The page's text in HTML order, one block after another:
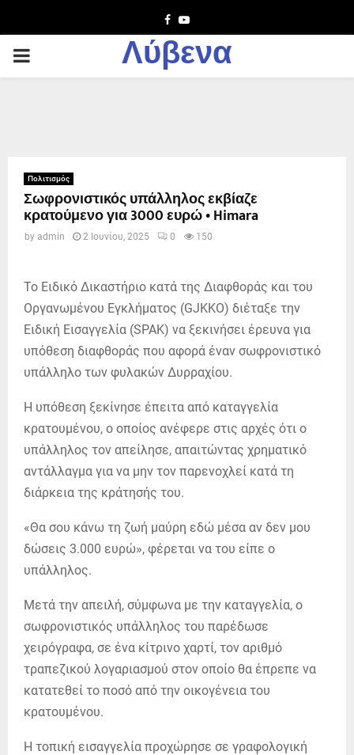
Facebook
Youtube
PRIMARY
Λύβενα
Πολιτισμός
Σωφρονιστικός υπάλληλος εκβίαζε
κρατούμενο για 3000 ευρώ • Himara
by admin 2 Ιουνίου, 2025 0 150
Το Ειδικό Δικαστήριο κατά της Διαφθοράς και του
Οργανωμένου Εγκλήματος (GJKKO) διέταξε την
Ειδική Εισαγγελία (SPAK) να ξεκινήσει έρευνα για
υπόθεση διαφθοράς που αφορά έναν σωφρονιστικό
υπάλληλο των φυλακών Δυρραχίου.
Η υπόθεση ξεκίνησε έπειτα από καταγγελία
κρατουμένου, ο οποίος ανέφερε στις αρχές ότι ο
υπάλληλος τον απείλησε, απαιτώντας χρηματικό
αντάλλαγμα για να μην τον παρενοχλεί κατά τη
διάρκεια της κράτησής του.
«Θα σου κάνω τη ζωή μαύρη εδώ μέσα αν δεν μου
δώσεις 3.000 ευρώ», φέρεται να του είπε ο
υπάλληλος.
Μετά την απειλή, σύμφωνα με την καταγγελία, ο
σωφρονιστικός υπάλληλος του παρέδωσε
χειρόγραφα, σε ένα κίτρινο χαρτί, τον αριθμό
τραπεζικού λογαριασμού στον οποίο θα έπρεπε να
κατατεθεί το ποσό από την οικογένεια του
κρατουμένου.
Η τοπική εισαγγελία προχώρησε σε γραφολογική